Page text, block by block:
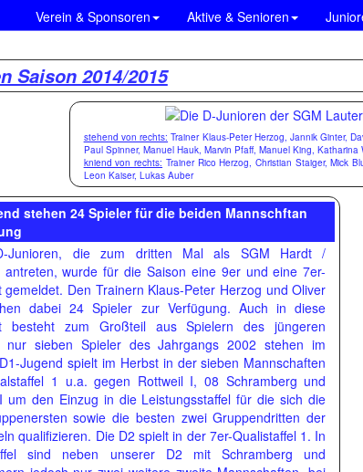
Verein & Sponsoren Aktive & Senioren
Saison 2014/2015
stehend von rechts: Trainer Klaus-Peter Herzog, Jannik Ginter,
Paul Spinner, Manuel Hauk, Marvin Pfaff, Manuel King, Katharina
kniend von rechts: Trainer Rico Herzog, Christian Staiger, Mick
Leon Kaiser, Lukas Auber
stehen 24 Spieler für die beiden Mannschftan
Junioren, die zum dritten Mal als SGM Hardt /
antreten, wurde für die Saison eine 9er und eine 7er-
gemeldet. Den Trainern Klaus-Peter Herzog und Oliver
dabei 24 Spieler zur Verfügung. Auch in diese
besteht zum Großteil aus Spielern des jüngeren
nur sieben Spieler des Jahrgangs 2002 stehen im
Jugend spielt im Herbst in der sieben Mannschaften
1 u.a. gegen Rottweil I, 08 Schramberg und
um den Einzug in die Leistungsstaffel für die sich die
sowie die besten zwei Gruppendritten der
qualifizieren. Die D2 spielt in der 7er-Qualistaffel 1. In
sind neben unserer D2 mit Schramberg und